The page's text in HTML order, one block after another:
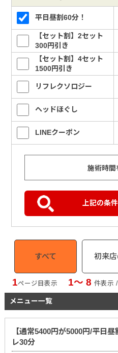
平日昼割60分！
【セット割】2セット
300円引き
【セット割】4セット
1500円引き
リフレクソロジー
ヘッドほぐし
LINEクーポン
すべて 初来
1ページ目表示 1〜 8 件表示 /
メニュー一覧
【通常5400円が5000円/平日
レ30分